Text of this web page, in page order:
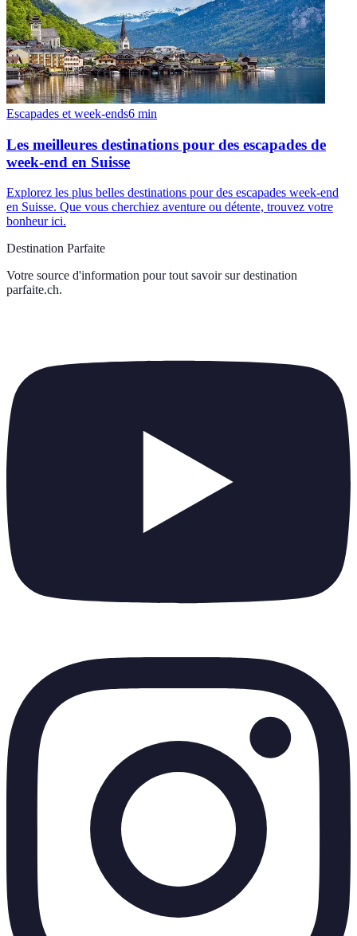
Escapades et week-ends6 min
Les meilleures destinations pour des escapades de
week-end en Suisse
Explorez les plus belles destinations pour des escapades week-end
en Suisse. Que vous cherchiez aventure ou détente, trouvez votre
bonheur ici.
Destination Parfaite
Votre source d'information pour tout savoir sur destination
parfaite.ch.